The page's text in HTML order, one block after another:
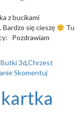
n
z bucikami
się cieszę
Tu
Pozdrawiam
Butki 3d,Chrzest
Skomentuj